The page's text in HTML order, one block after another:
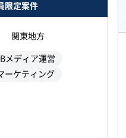
限定案件
関東地方
メディア運営
ーケティング